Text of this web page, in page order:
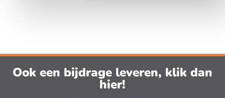
Ook een bijdrage leveren, klik dan
hier!